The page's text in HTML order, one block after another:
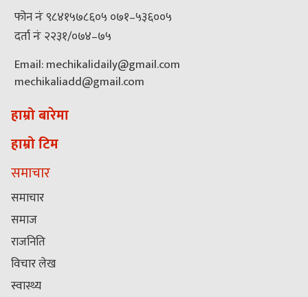
फोन नंः ९८४१५७८६०५ ०७१–५३६००५
दर्ता नंः २२३१/०७४–७५
Email: mechikalidaily@gmail.com
mechikaliadd@gmail.com
हाम्रो बारेमा
हाम्रो टिम
समाचार
समाचार
समाज
राजनिति
विचार लेख
स्वास्थ्य